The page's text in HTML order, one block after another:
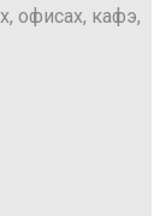
офисах, кафэ,